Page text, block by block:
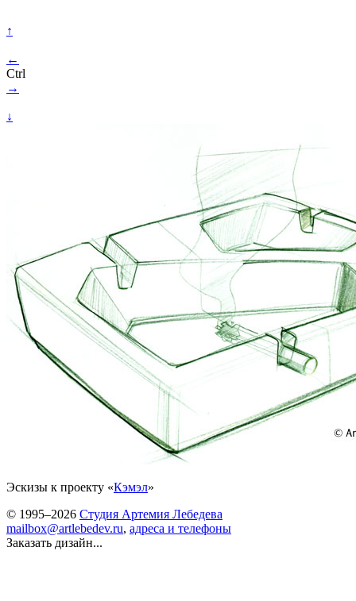
↑
←
Ctrl
→
↓
Эскизы к проекту «Кэмэл»
© 1995–2026 Студия Артемия Лебедева
mailbox@artlebedev.ru, адреса и телефоны
Заказать дизайн...